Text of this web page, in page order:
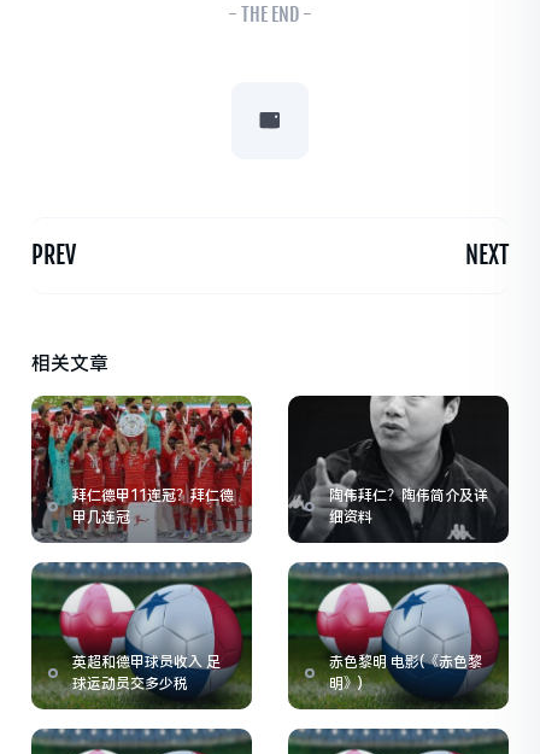
- THE END -
PREV NEXT
相关文章
拜仁德甲11连冠？拜仁德
甲几连冠
陶伟拜仁？陶伟简介及详
细资料
英超和德甲球员收入 足
球运动员交多少税
赤色黎明 电影(《赤色黎
明》)